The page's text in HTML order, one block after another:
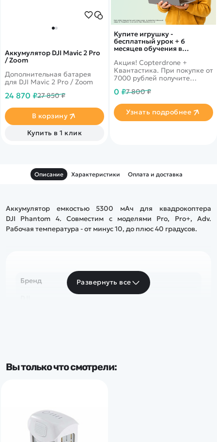
Купите игрушку -
бесплатный урок + 6
месяцев обучения в
Акция! Copterdrone +
Квантастика. При покупке от
7000 рублей получите
нашего партнера
0 ₽7 800 ₽
Узнать подробнее
Аккумулятор DJI Mavic 2 Pro
/ Zoom
Дополнительная батарея
для DJI Mavic 2 Pro / Zoom
24 870 ₽27 850 ₽
В корзину
Купить в 1 клик
Описание Характеристики Оплата и доставка
Аккумулятор емкостью5300 мАч для квадрокоптера
DJI Phantom 4. Совместим с моделями Pro, Pro+, Adv.
Рабочая температура - от минус 10, до плюс 40 градусов.
Бренд
Развернуть все
Вы только что смотрели: